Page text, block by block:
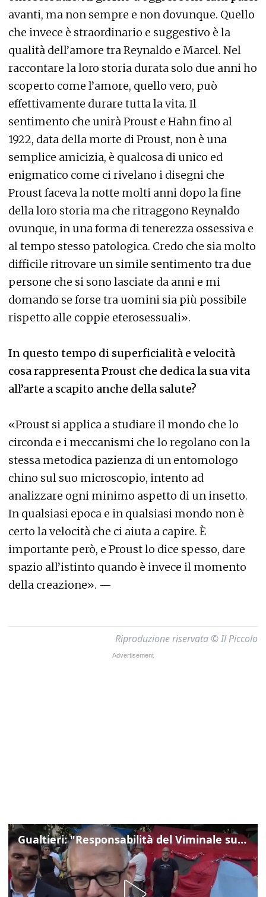
avanti, ma non sempre e non dovunque. Quello
che invece è straordinario e suggestivo è la
qualità dell’amore tra Reynaldo e Marcel. Nel
raccontare la loro storia durata solo due anni ho
scoperto come l’amore, quello vero, può
effettivamente durare tutta la vita. Il
sentimento che unirà Proust e Hahn fino al
1922, data della morte di Proust, non è una
semplice amicizia, è qualcosa di unico ed
enigmatico come ci rivelano i disegni che
Proust faceva la notte molti anni dopo la fine
della loro storia ma che ritraggono Reynaldo
ovunque, in una forma di tenerezza ossessiva e
al tempo stesso patologica. Credo che sia molto
difficile ritrovare un simile sentimento tra due
persone che si sono lasciate da anni e mi
domando se forse tra uomini sia più possibile
rispetto alle coppie eterosessuali».
In questo tempo di superficialità e velocità
cosa rappresenta Proust che dedica la sua vita
all’arte a scapito anche della salute?
«Proust si applica a studiare il mondo che lo
circonda e i meccanismi che lo regolano con la
stessa metodica pazienza di un entomologo
chino sul suo microscopio, intento ad
analizzare ogni minimo aspetto di un insetto.
In qualsiasi epoca e in qualsiasi mondo non è
certo la velocità che ci aiuta a capire. È
importante però, e Proust lo dice spesso, dare
spazio all’istinto quando è invece il momento
della creazione». —
Riproduzione riservata © Il Piccolo
Gualtieri: "Responsabilità del Viminale su Spin Time? La posizione dei partiti è nota"